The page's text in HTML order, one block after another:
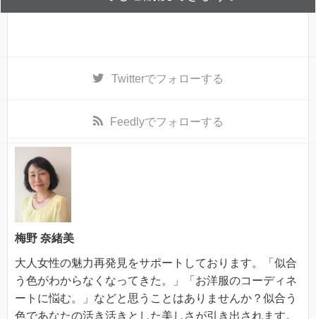
Twitterでフォローする
Feedlyでフォローする
梅野 奈緒美
大人女性の魅力再発見をサポートしております。「似合
う色がわからなくなってきた。」「お洋服のコーディネ
ートに悩む。」などと思うことはありませんか？似合う
色であなたの活き活きとした美しさが引き出されます。